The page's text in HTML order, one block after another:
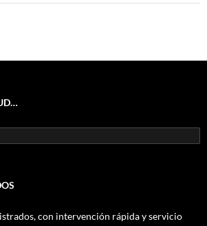
con intervención rápida y servicio